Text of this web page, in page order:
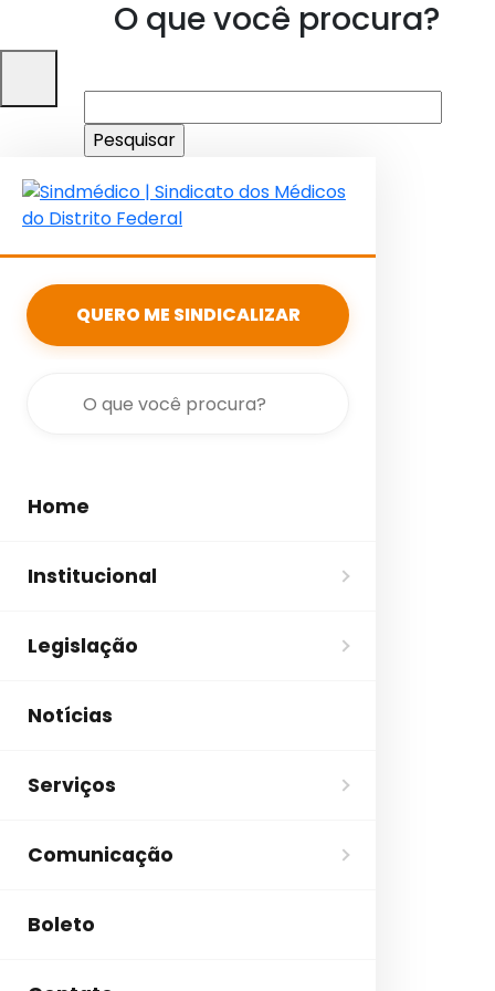
O que você procura?
por:
QUERO ME SINDICALIZAR
Home
Institucional
Legislação
Notícias
Serviços
Comunicação
Boleto